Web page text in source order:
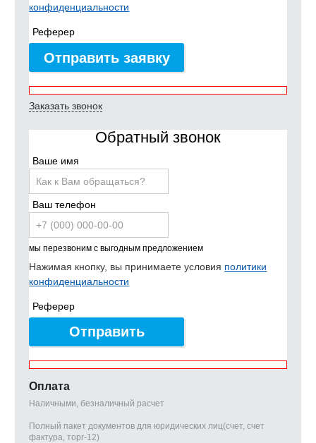
конфиденциальности
Реферер
Отправить заявку
Заказать звонок
Обратный звонок
Ваше имя
Ваш телефон
мы перезвоним с выгодным предложением
Нажимая кнопку, вы принимаете условия политики
конфиденциальности
Реферер
Отправить
Оплата
Наличными, безналичный расчет
Полный пакет документов для юридических лиц(счет, счет
фактура, торг-12)